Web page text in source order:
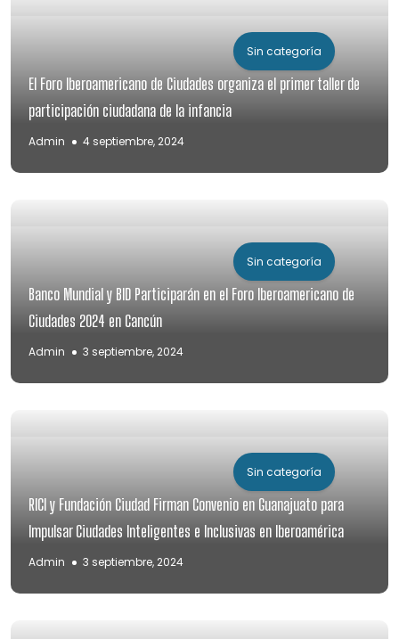
Sin categoría
El Foro Iberoamericano de Ciudades organiza el primer taller de
participación ciudadana de la infancia
Admin 4 septiembre, 2024
Sin categoría
Banco Mundial y BID Participarán en el Foro Iberoamericano de
Ciudades 2024 en Cancún
Admin 3 septiembre, 2024
Sin categoría
RICI y Fundación Ciudad Firman Convenio en Guanajuato para
Impulsar Ciudades Inteligentes e Inclusivas en Iberoamérica
Admin 3 septiembre, 2024